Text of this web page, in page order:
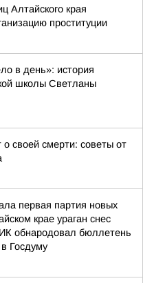
Алтайского края
проституции
в день»: история
школы Светланы
своей смерти: советы от
первая партия новых
крае ураган снес
обнародовал бюллетень
Госдуму